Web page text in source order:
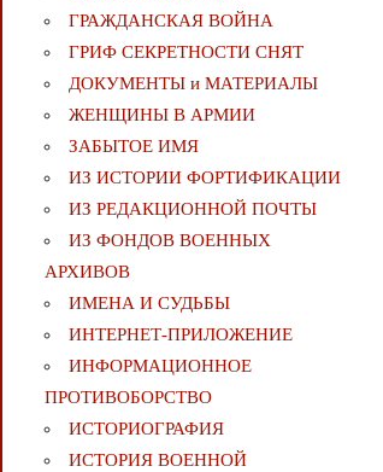
ГРАЖДАНСКАЯ ВОЙНА
ГРИФ СЕКРЕТНОСТИ СНЯТ
ДОКУМЕНТЫ и МАТЕРИАЛЫ
ЖЕНЩИНЫ В АРМИИ
ЗАБЫТОЕ ИМЯ
ИЗ ИСТОРИИ ФОРТИФИКАЦИИ
ИЗ РЕДАКЦИОННОЙ ПОЧТЫ
ИЗ ФОНДОВ ВОЕННЫХ
АРХИВОВ
ИМЕНА И СУДЬБЫ
ИНТЕРНЕТ-ПРИЛОЖЕНИЕ
ИНФОРМАЦИОННОЕ
ПРОТИВОБОРСТВО
ИСТОРИОГРАФИЯ
ИСТОРИЯ ВОЕННОЙ